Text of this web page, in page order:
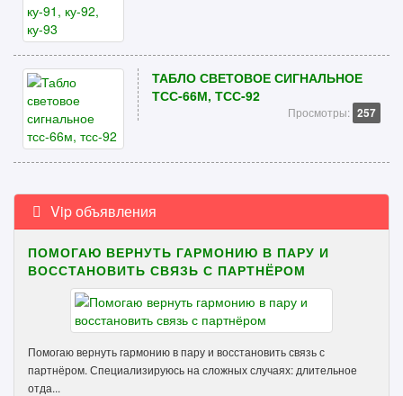
ТАБЛО СВЕТОВОЕ СИГНАЛЬНОЕ
ТСС-66М, ТСС-92
Просмотры: 257
Vip объявления
ПОМОГАЮ ВЕРНУТЬ ГАРМОНИЮ В ПАРУ И
ВОССТАНОВИТЬ СВЯЗЬ С ПАРТНЁРОМ
Помогаю вернуть гармонию в пару и восстановить связь с
партнёром. Специализируюсь на сложных случаях: длительное
отда...